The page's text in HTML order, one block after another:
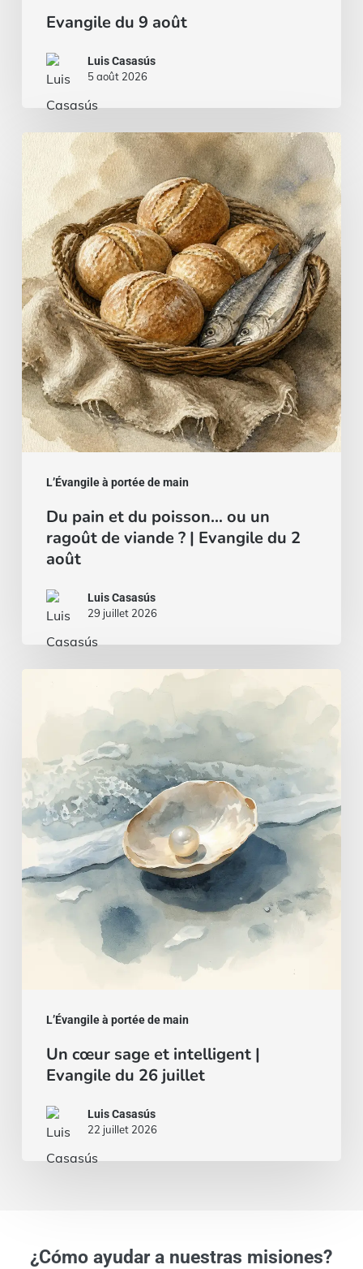
Evangile du 9 août
Luis Casasús
5 août 2026
L’Évangile à portée de main
pain
du
poisson…
ou
un
ragoût
de
viande
?
Evangile
août
Du pain et du poisson… ou un
ragoût de viande ? | Evangile du 2
août
Luis Casasús
29 juillet 2026
L’Évangile à portée de main
et
intelligent
|
Evangile
du
26
Un cœur sage et intelligent |
Evangile du 26 juillet
Luis Casasús
22 juillet 2026
¿Cómo ayudar a nuestras misiones?